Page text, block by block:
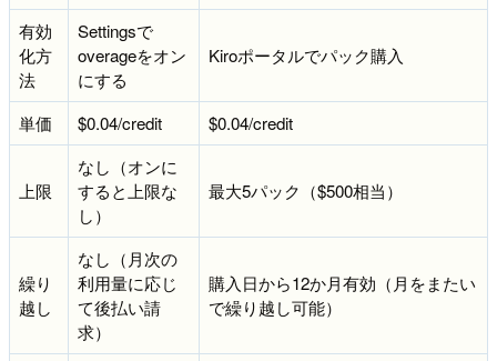
有効
化方
法
Settingsで
overageをオン
にする
Kiroポータルでパック購入
単価 $0.04/credit $0.04/credit
上限
なし（オンに
すると上限な
し）
最大5パック（$500相当）
繰り
越し
なし（月次の
利用量に応じ
て後払い請
求）
購入日から12か月有効（月をまたい
で繰り越し可能）